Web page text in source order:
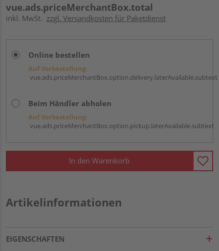
vue.ads.priceMerchantBox.total
inkl. MwSt. zzgl. Versandkosten für Paketdienst
Online bestellen
Auf Vorbestellung:
vue.ads.priceMerchantBox.option.delivery.laterAvailable.subtext
Beim Händler abholen
Auf Vorbestellung:
vue.ads.priceMerchantBox.option.pickup.laterAvailable.subtext
In den Warenkorb
Artikelinformationen
EIGENSCHAFTEN